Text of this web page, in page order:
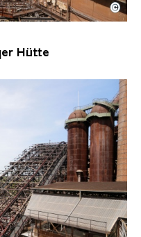
Hütte mit
Hütte | Karl
©
Hütte